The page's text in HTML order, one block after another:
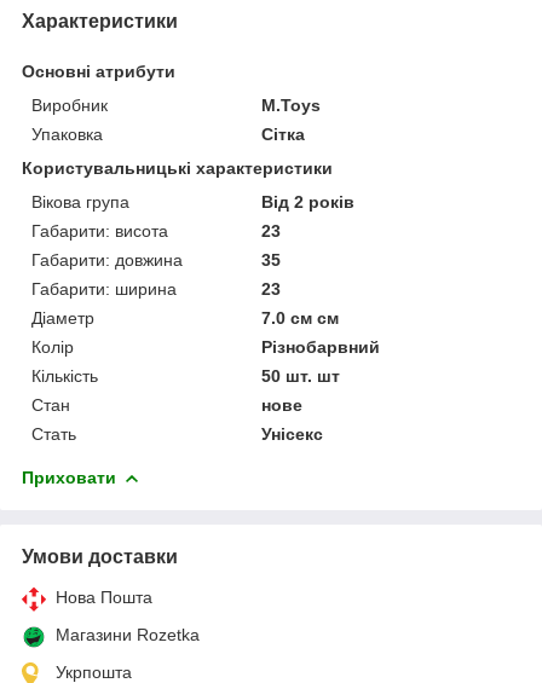
Характеристики
Основні атрибути
Виробник
M.Toys
Упаковка
Сітка
Користувальницькі характеристики
Вікова група
Від 2 років
Габарити: висота
23
Габарити: довжина
35
Габарити: ширина
23
Діаметр
7.0 см см
Колір
Різнобарвний
Кількість
50 шт. шт
Стан
нове
Стать
Унісекс
Приховати
Умови доставки
Нова Пошта
Магазини Rozetka
Укрпошта